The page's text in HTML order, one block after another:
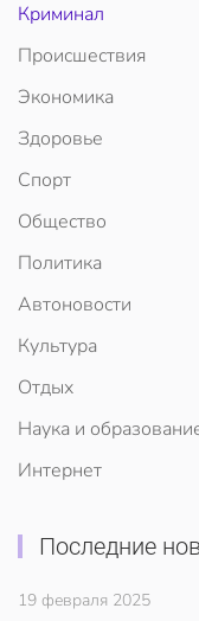
Криминал
Происшествия
Экономика
Здоровье
Спорт
Общество
Политика
Автоновости
Культура
Отдых
Наука и
Интернет
Последние
19 февраля 2025